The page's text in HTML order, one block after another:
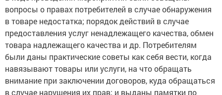
вопросы о правах потребителей в случае обнаружения
в товаре недостатка; порядок действий в случае
предоставления услуг ненадлежащего качества, обмен
товара надлежащего качества и др. Потребителям
были даны практические советы как себя вести, когда
навязывают товары или услуги, на что обращать
внимание при заключении договоров, куда обращаться
в случае нарушения их прав; и выданы памятки по